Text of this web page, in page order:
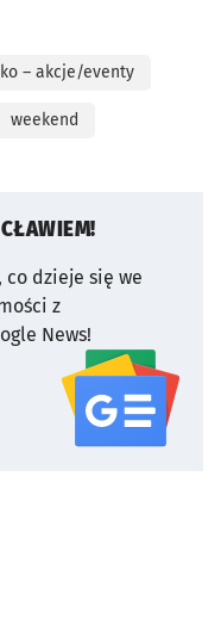
– akcje/eventy
weekend
co dzieje się we
z
News!
serwisu